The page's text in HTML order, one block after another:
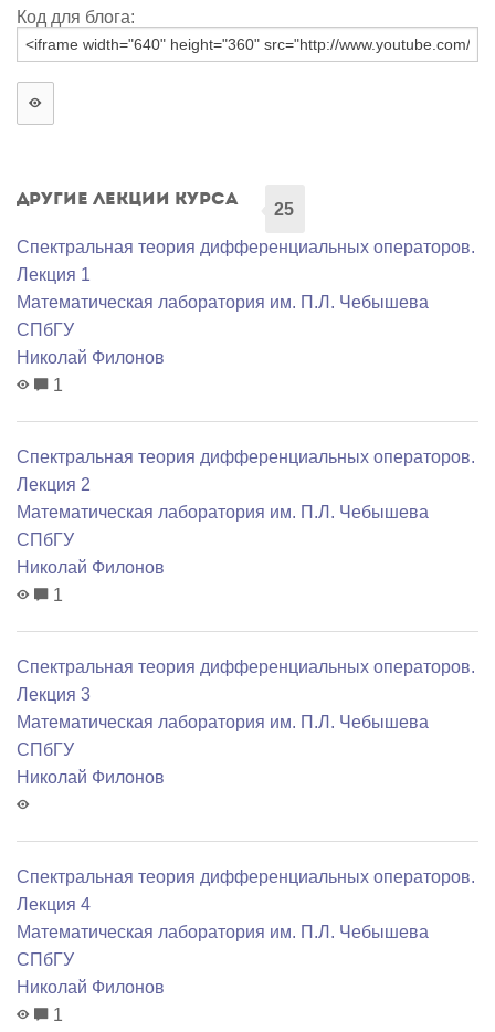
Код для блога:
Другие лекции курса
25
Спектральная теория дифференциальных операторов.
Лекция 1
Математичеcкая лаборатория им. П.Л. Чебышева
СПбГУ
Николай Филонов
1
Спектральная теория дифференциальных операторов.
Лекция 2
Математичеcкая лаборатория им. П.Л. Чебышева
СПбГУ
Николай Филонов
1
Спектральная теория дифференциальных операторов.
Лекция 3
Математичеcкая лаборатория им. П.Л. Чебышева
СПбГУ
Николай Филонов
Спектральная теория дифференциальных операторов.
Лекция 4
Математичеcкая лаборатория им. П.Л. Чебышева
СПбГУ
Николай Филонов
1